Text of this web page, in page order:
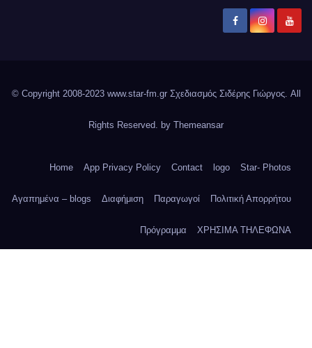
© Copyright 2008-2023 www.star-fm.gr Σχεδιασμός Σιδέρης Γιώργος. All
Rights Reserved. by Themeansar
Home App Privacy Policy Contact logo Star- Photos
Αγαπημένα – blogs Διαφήμιση Παραγωγοί Πολιτική Απορρήτου
Πρόγραμμα ΧΡΗΣΙΜΑ ΤΗΛΕΦΩΝΑ